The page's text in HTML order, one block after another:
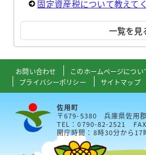
固定資産税について教えて
一覧を見
お問い合わせ このホームページについ
プライバシーポリシー
サイトマップ
佐用町
〒679-5380 兵庫県佐用
TEL：0790-82-2521
開庁時間：8時30分から17